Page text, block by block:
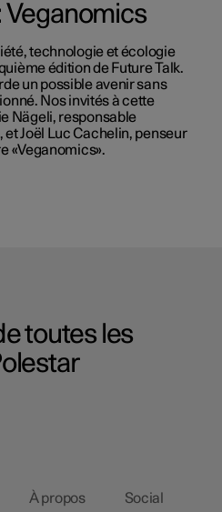
Veganomics
technologie et écologie
édition de Future Talk.
un possible avenir sans
Nos invités à cette
Nägeli, responsable
et Joël Luc Cachelin, penseur
«Veganomics».
toutes les
À propos Social